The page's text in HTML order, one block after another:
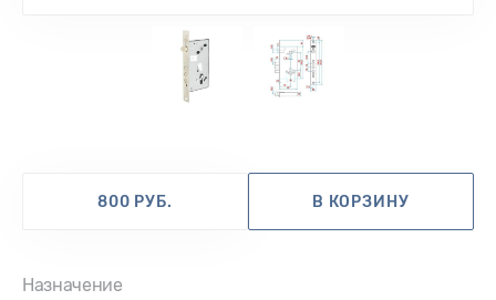
Назначение
800 РУБ. В КОРЗИНУ